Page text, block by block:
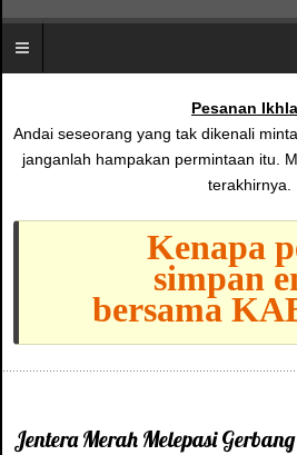
Pesanan
Andai seseorang yang tak dikenali
janganlah hampakan permintaan itu.
terakhirnya.
Kenapa
simpan
bersama
Jentera Merah Melepasi Gerbang